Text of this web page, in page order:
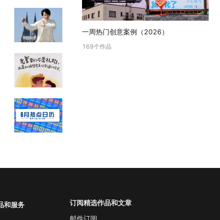
一周热门创意案例（2026）
169个作品
和服务 订阅精选作品和文章